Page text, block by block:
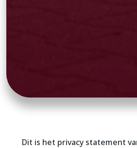
Dit is het privacy statement